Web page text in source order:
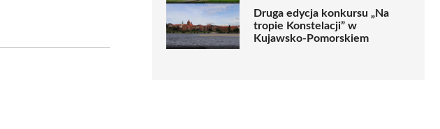
Druga edycja konkursu „Na
tropie Konstelacji” w
Kujawsko-Pomorskiem